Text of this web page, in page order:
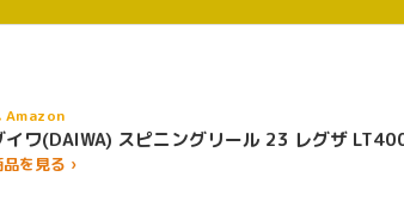
Amazon
ダイワ(DAIWA) スピニ
品を見る ›